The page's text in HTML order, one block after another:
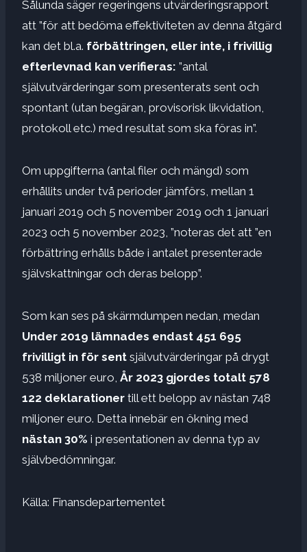
Sålunda säger regeringens utvärderingsrapport
att ”för att bedöma effektiviteten av denna åtgärd
kan det bl.a. förbättringen, eller inte, i frivillig
efterlevnad kan verifieras: ”antal
självutvärderingar som presenterats sent och
spontant (utan begäran, provisorisk likvidation,
protokoll etc.) med resultat som ska föras in”.
Om uppgifterna (antal filer och mängd) som
erhållits under två perioder jämförs, mellan 1
januari 2019 och 5 november 2019 och 1 januari
2023 och 5 november 2023, ”noteras det att ”en
förbättring erhålls både i antalet presenterade
självskattningar och deras belopp”.
Som kan ses på skärmdumpen nedan, medan
Under 2019 lämnades endast 451 695
frivilligt in för sent självutvärderingar på drygt
538 miljoner euro, År 2023 gjordes totalt 578
122 deklarationer till ett belopp av nästan 748
miljoner euro. Detta innebär en ökning med
nästan 30% i presentationen av denna typ av
självbedömningar.
Källa: Finansdepartementet